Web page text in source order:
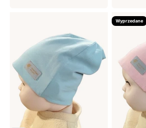
Wyprzedane